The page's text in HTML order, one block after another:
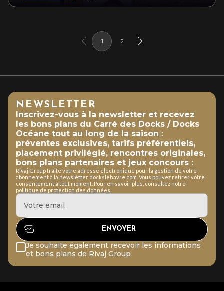
1 2
NEWSLETTER
Inscrivez-vous à la newsletter et recevez
les bons plans du Carré des Docks / Docks
Océane tout au long de la saison :
préventes exclusives, tarifs préférentiels,
placement privilégié, rencontres originales,
bons plans partenaires et jeux concours :
Rivaj Group traite votre adresse électronique pour la gestion de votre
abonnement à la newsletter dockslehavre.com. Vous pouvez retirer votre
consentement à tout moment. Pour en savoir plus, consultez notre
politique de protection des données.
Je souhaite également recevoir les informations
et bons plans de Rivaj Group